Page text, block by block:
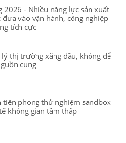
2026 - Nhiều năng lực sản xuất
vào vận hành, công nghiệp
tích cực
lý thị trường xăng dầu, không để
cung
tiên phong thử nghiệm sandbox
không gian tầm thấp